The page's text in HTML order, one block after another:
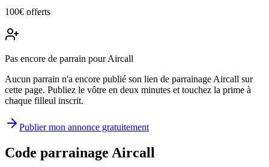
100€ offerts
Pas encore de parrain pour Aircall
Aucun parrain n'a encore publié son lien de parrainage Aircall sur
cette page. Publiez le vôtre en deux minutes et touchez la prime à
chaque filleul inscrit.
Publier mon annonce gratuitement
Code parrainage Aircall